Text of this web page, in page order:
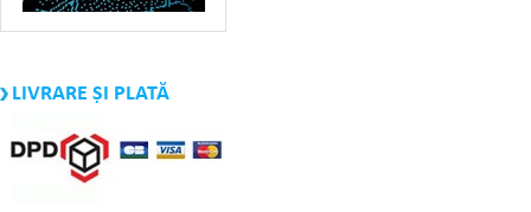
LIVRARE ȘI PLATĂ